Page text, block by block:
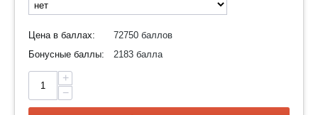
Цена в баллах:
72750 баллов
Бонусные баллы:
2183 балла
+
−